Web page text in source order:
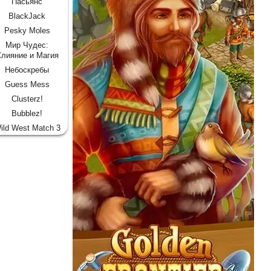
BlackJack
Pesky Moles
Мир Чудес:
и Магия
Небоскребы
Guess Mess
Clusterz!
Bubblez!
West Match 3